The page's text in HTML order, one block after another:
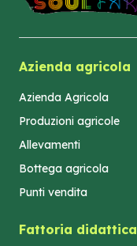
Azienda agricola
Azienda Agricola
Produzioni agricole
Allevamenti
Bottega agricola
Punti vendita
Fattoria didattica